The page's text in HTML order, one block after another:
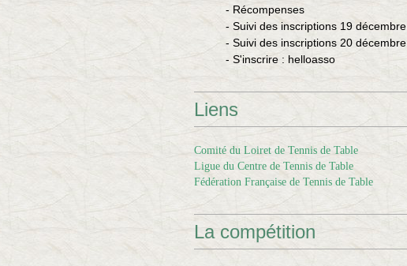
- Récompenses
- Suivi des inscriptions 19 décembre
- Suivi des inscriptions 20 décembre
- S'inscrire : helloasso
Liens
Comité du Loiret de Tennis de Table
Ligue du Centre de Tennis de Table
Fédération Française de Tennis de Table
La compétition